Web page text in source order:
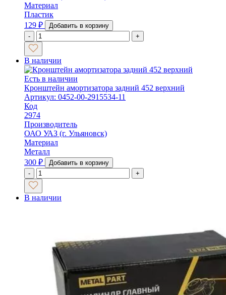
Материал
Пластик
129 ₽
Добавить в корзину
-
+
В наличии
Есть в наличии
Кронштейн амортизатора задний 452 верхний
Артикул: 0452-00-2915534-11
Код
2974
Производитель
ОАО УАЗ (г. Ульяновск)
Материал
Металл
300 ₽
Добавить в корзину
-
+
В наличии